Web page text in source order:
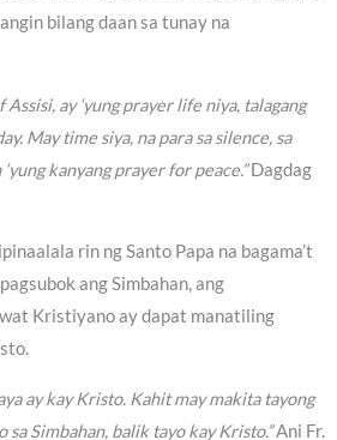
bilang daan sa tunay na
Assisi, ay ‘yung prayer life niya, talagang
May time siya, na para sa silence, sa
kanyang prayer for peace.”Dagdag
rin ng Santo Papa na bagama’t
ang Simbahan, ang
Kristiyano ay dapat manatiling
ay kay Kristo. Kahit may makita tayong
sa Simbahan, balik tayo kay Kristo.”Ani Fr.